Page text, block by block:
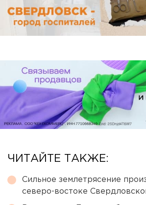
ЧИТАЙТЕ ТАКЖЕ:
Сильное землетрясение
северо-востоке